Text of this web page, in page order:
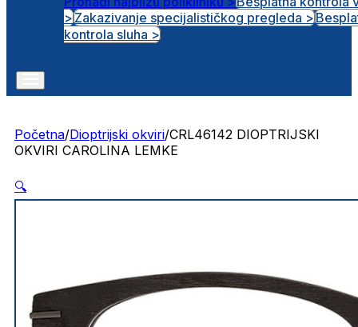
>Zakazivanje specijalističkog pregleda >
kontrola sluha >
Početna/Dioptrijski okviri/CRL46142 DIOPTRIJSKI
OKVIRI CAROLINA LEMKE
🔍